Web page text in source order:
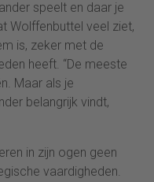
speelt en daar je
Wolffenbuttel veel ziet,
is, zeker met de
heeft. “De meeste
Maar als je
belangrijk vindt,
in zijn ogen geen
vaardigheden.